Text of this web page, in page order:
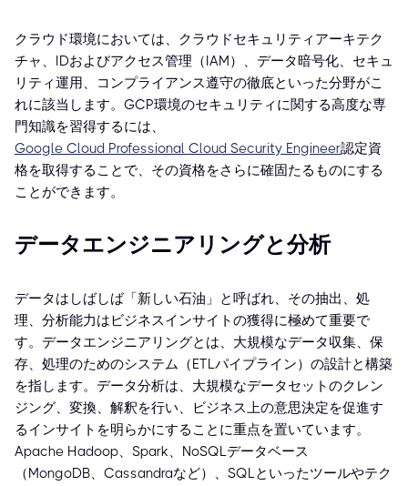
クラウド環境においては、クラウドセキュリティアーキテク
チャ、IDおよびアクセス管理（IAM）、データ暗号化、セキュ
リティ運用、コンプライアンス遵守の徹底といった分野がこ
れに該当します。GCP環境のセキュリティに関する高度な専
門知識を習得するには、
Google Cloud Professional Cloud Security Engineer認定資
格を取得することで、その資格をさらに確固たるものにする
ことができます。
データエンジニアリングと分析
データはしばしば「新しい石油」と呼ばれ、その抽出、処
理、分析能力はビジネスインサイトの獲得に極めて重要で
す。データエンジニアリングとは、大規模なデータ収集、保
存、処理のためのシステム（ETLパイプライン）の設計と構築
を指します。データ分析は、大規模なデータセットのクレン
ジング、変換、解釈を行い、ビジネス上の意思決定を促進す
るインサイトを明らかにすることに重点を置いています。
Apache Hadoop、Spark、NoSQLデータベース
（MongoDB、Cassandraなど）、SQLといったツールやテク